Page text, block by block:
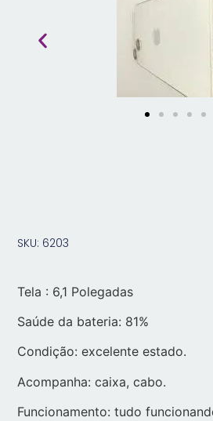
SKU: 6203
Tela : 6,1 Polegadas
Saúde da bateria: 81%
Condição: excelente estado.
Acompanha: caixa, cabo.
Funcionamento: tudo